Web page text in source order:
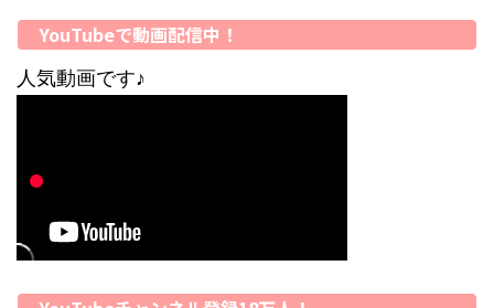
YouTubeで動画配信中！
人気動画です♪